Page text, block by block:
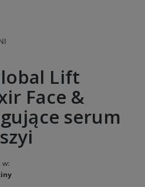
Lift
Face &
serum
w: